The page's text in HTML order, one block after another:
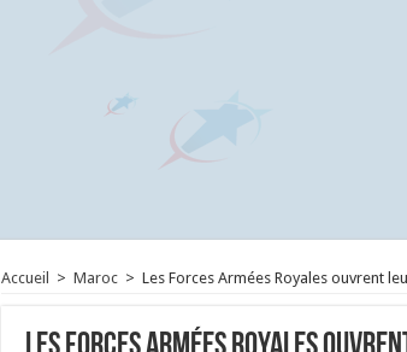
Accueil > Maroc > Les Forces Armées Royales ouvrent